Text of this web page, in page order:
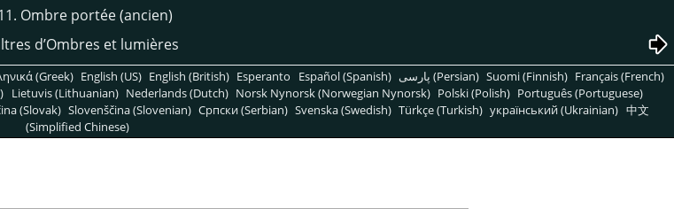
Ombre portée (ancien)
d’Ombres et lumières
(Greek) English (US) English (British) Esperanto Español (Spanish) پارسی (Persian) Suomi (Finnish) Français (French)
Lietuvis (Lithuanian) Nederlands (Dutch) Norsk Nynorsk (Norwegian Nynorsk) Polski (Polish) Português (Portuguese)
(Slovak) Slovenščina (Slovenian) Српски (Serbian) Svenska (Swedish) Türkçe (Turkish) український (Ukrainian) 中文
(Simplified Chinese)